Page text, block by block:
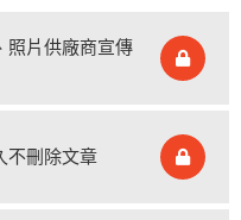
照片供廠商宣傳
不刪除文章